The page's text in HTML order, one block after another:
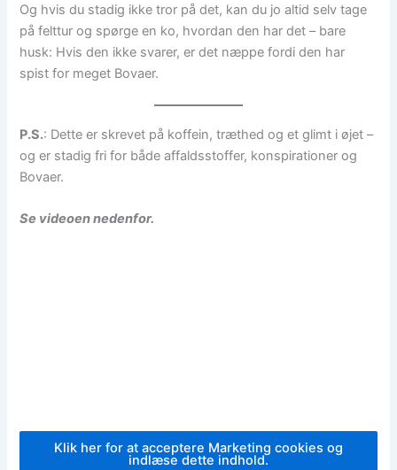
Og hvis du stadig ikke tror på det, kan du jo altid selv tage
på felttur og spørge en ko, hvordan den har det – bare
husk: Hvis den ikke svarer, er det næppe fordi den har
spist for meget Bovaer.
P.S.: Dette er skrevet på koffein, træthed og et glimt i øjet –
og er stadig fri for både affaldsstoffer, konspirationer og
Bovaer.
Se videoen nedenfor.
Klik her for at acceptere Marketing cookies og
indlæse dette indhold.